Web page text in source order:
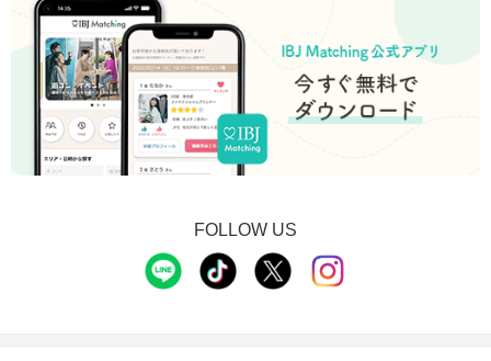
STEP2 トークタイムスタート
FOLLOW US